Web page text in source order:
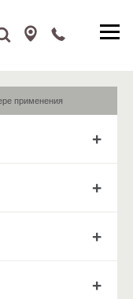
применения